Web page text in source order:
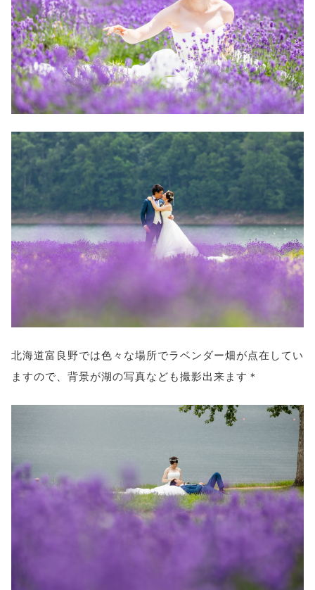
北海道富良野では色々な場所でラベンダー畑が点在してい
ますので、背景が湖の写真なども撮影出来ます＊